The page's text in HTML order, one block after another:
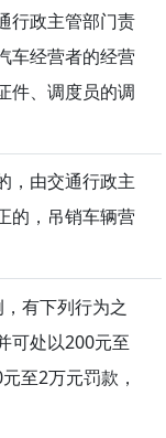
行政主管部门责
车经营者的经营
件、调度员的调
，由交通行政主
的，吊销车辆营
有下列行为之
可处以200元至
至2万元罚款，